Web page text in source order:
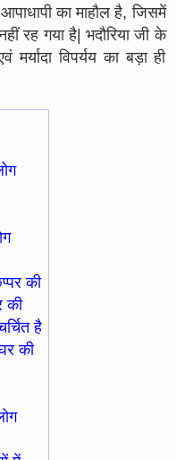
का माहौल है, जिसमें
रह गया है| भदौरिया जी के
विपर्यय का बड़ा ही
की
की
है
की